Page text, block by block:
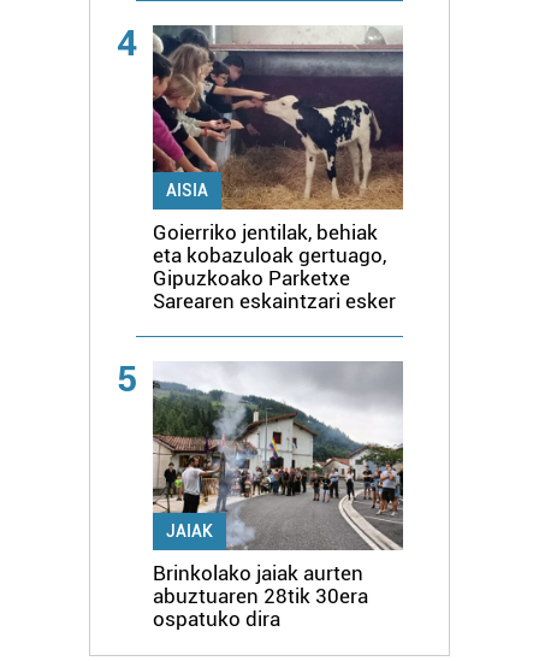
4
AISIA
Goierriko jentilak, behiak
eta kobazuloak gertuago,
Gipuzkoako Parketxe
Sarearen eskaintzari esker
5
JAIAK
Brinkolako jaiak aurten
abuztuaren 28tik 30era
ospatuko dira